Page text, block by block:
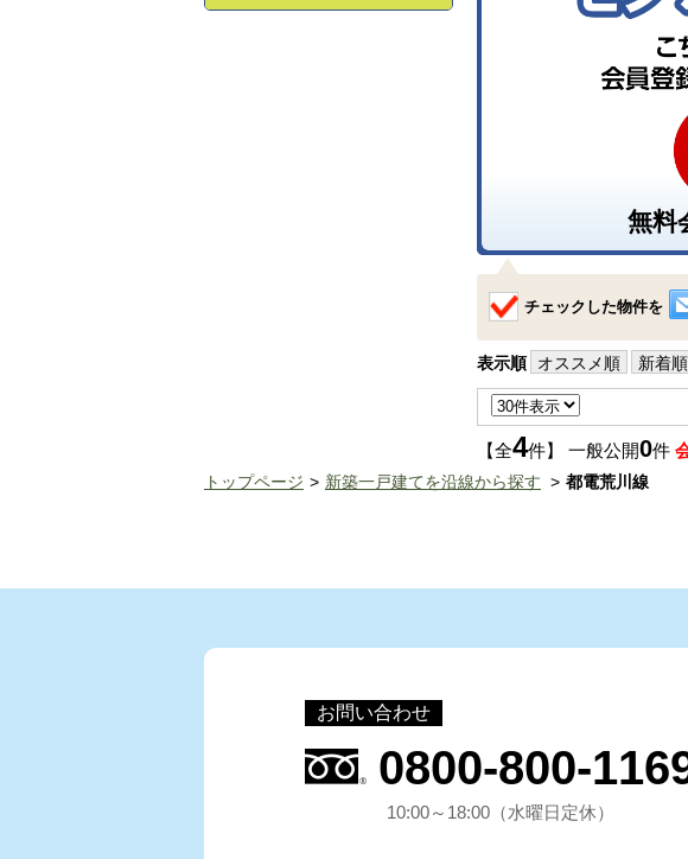
無料
チェックした物件を
表示順 オススメ順 新着順
【全4件】 一般公開0件
トップページ 新築一戸建てを沿線から探す 都電荒川線
お問い合わせ
0800-800-
10:00～18:00（水曜日定休）